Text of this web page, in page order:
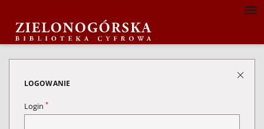
LOGOWANIE
Login *